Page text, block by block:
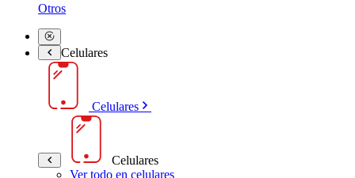
Otros
Celulares
Celulares
Celulares
Ver todo en celulares